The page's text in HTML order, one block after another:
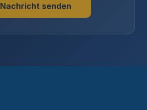
Nachricht senden